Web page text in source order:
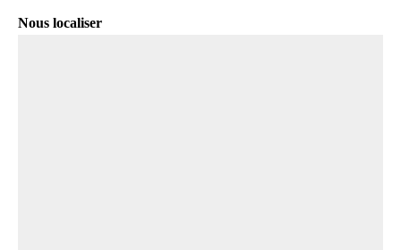
Nous localiser